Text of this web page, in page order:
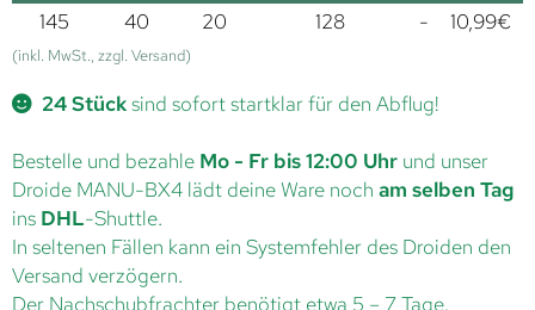
145
40 20 128 - 10,99€
(inkl. MwSt., zzgl. Versand)
24 Stücksind sofort startklar für den Abflug!
Bestelle und bezahle Mo - Fr bis 12:00 Uhr und unser
Droide MANU-BX4 lädt deine Ware noch am selben Tag
ins DHL-Shuttle.
In seltenen Fällen kann ein Systemfehler des Droiden den
Versand verzögern.
Der Nachschubfrachter benötigt etwa 5 – 7 Tage.